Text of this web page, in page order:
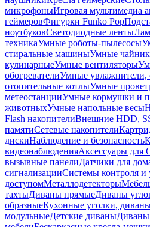
микрофоныИгровая мультимедиа
геймеровФигурки Funko Pop
ноутбуковСветодиодные ленты
техникаУмные роботы-пылесосы
стиральные машиныУмные
кулинарныеУмные вентиляторы
обогревателиУмные увлажнители,
отопительные котлыУмные
метеостанцииУмные кормушки и
животныхУмные напольные весы
Flash накопителиВнешние HDD,
памятиСетевые накопители
дискиНаблюдение и безопасность
видеонаблюденияАксессуары для
вызывные панелиДатчики для
сигнализацииСистемы контроля и
доступомМеталлодетекторы
тахтыДиваны прямыеДиваны
образныеКухонные уголки,
модульныеДетские диваныДиваны